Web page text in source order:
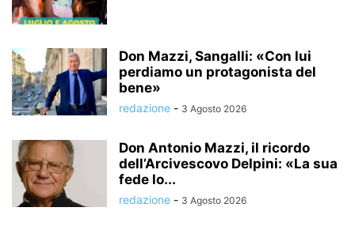
Don Mazzi, Sangalli: «Con lui
perdiamo un protagonista del
bene»
redazione - 3 Agosto 2026
Don Antonio Mazzi, il ricordo
dell’Arcivescovo Delpini: «La sua
fede lo...
redazione - 3 Agosto 2026